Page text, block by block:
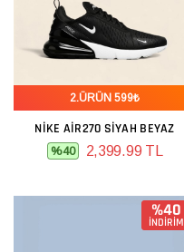
2.ÜRÜN 599₺
NIKE AIR270 SIYAH BEYAZ
%40 2,399.99 TL
%40
İNDİRİM